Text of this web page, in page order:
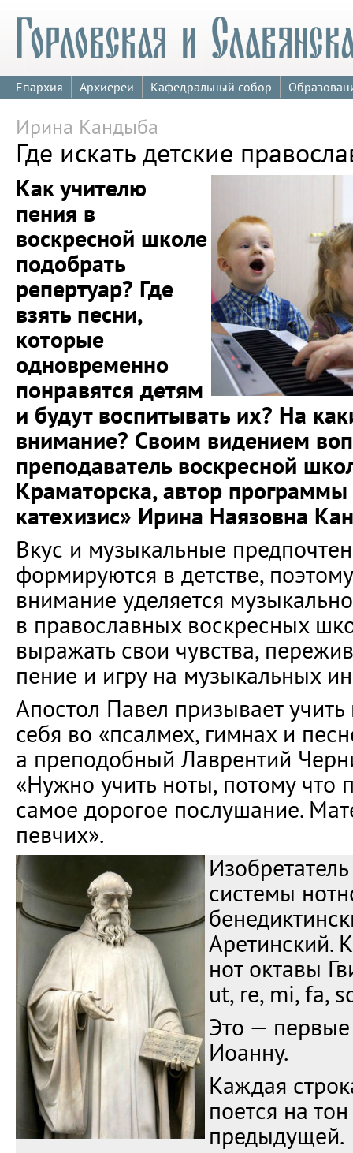
Епархия Архиереи Кафедральный собор
Ирина Кандыба
Где искать детские
Как учителю
пения в
воскресной школе
подобрать
репертуар? Где
взять песни,
которые
одновременно
понравятся детям
и будут воспитывать их? На
внимание? Своим видением
преподаватель воскресной
Краматорска, автор
катехизис» Ирина Наязовна
Вкус и музыкальные
формируются в детстве,
внимание уделяется
в православных воскресных
выражать свои чувства,
пение и игру на музыкальных
Апостол Павел призывает
себя во «псалмех, гимнах и
а преподобный Лаврентий
«Нужно учить ноты, потому что
самое дорогое послушание.
певчих».
системы
Аретинский.
нот октавы
ut, re, mi, fa,
Это — первые
Иоанну.
Каждая
поется на
предыдущей.